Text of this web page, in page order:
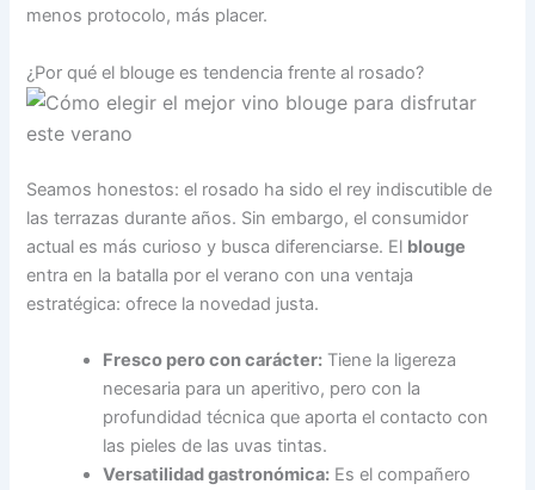
menos protocolo, más placer.
¿Por qué el blouge es tendencia frente al rosado?
Seamos honestos: el rosado ha sido el rey indiscutible de
las terrazas durante años. Sin embargo, el consumidor
actual es más curioso y busca diferenciarse. El blouge
entra en la batalla por el verano con una ventaja
estratégica: ofrece la novedad justa.
Fresco pero con carácter: Tiene la ligereza
necesaria para un aperitivo, pero con la
profundidad técnica que aporta el contacto con
las pieles de las uvas tintas.
Versatilidad gastronómica: Es el compañero